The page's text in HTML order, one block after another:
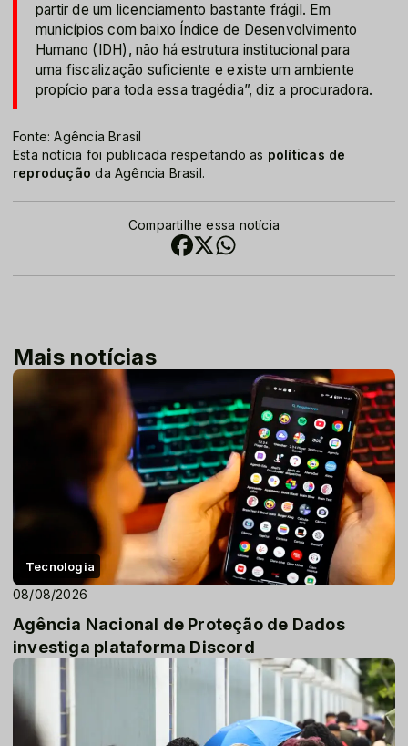
partir de um licenciamento bastante frágil. Em
municípios com baixo Índice de Desenvolvimento
Humano (IDH), não há estrutura institucional para
uma fiscalização suficiente e existe um ambiente
propício para toda essa tragédia”, diz a procuradora.
Fonte: Agência Brasil
Esta notícia foi publicada respeitando as políticas de
reprodução da Agência Brasil.
Compartilhe essa notícia
Mais notícias
Tecnologia
08/08/2026
Agência Nacional de Proteção de Dados
investiga plataforma Discord